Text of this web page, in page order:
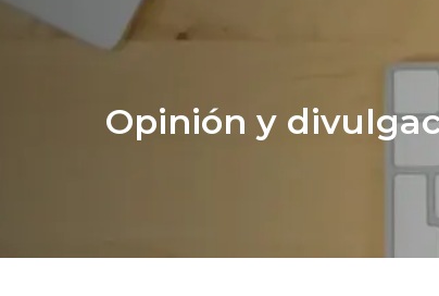
Opinión y